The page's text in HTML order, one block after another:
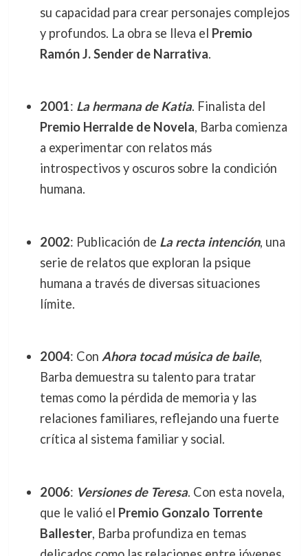
su capacidad para crear personajes complejos
y profundos. La obra se lleva el Premio
Ramón J. Sender de Narrativa.
2001: La hermana de Katia. Finalista del
Premio Herralde de Novela, Barba comienza
a experimentar con relatos más
introspectivos y oscuros sobre la condición
humana.
2002: Publicación de La recta intención, una
serie de relatos que exploran la psique
humana a través de diversas situaciones
límite.
2004: Con Ahora tocad música de baile,
Barba demuestra su talento para tratar
temas como la pérdida de memoria y las
relaciones familiares, reflejando una fuerte
crítica al sistema familiar y social.
2006: Versiones de Teresa. Con esta novela,
que le valió el Premio Gonzalo Torrente
Ballester, Barba profundiza en temas